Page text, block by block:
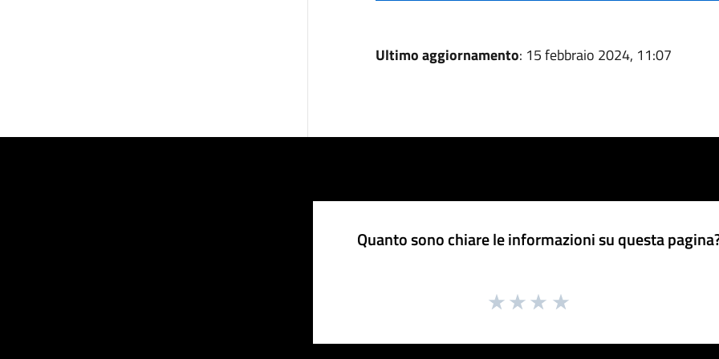
Ultimo aggiornamento: 15 febbraio 2024, 11:07
Quanto sono chiare le informazioni su questa